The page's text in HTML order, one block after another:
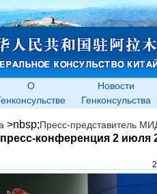
О
Новости
Генконсульства
>nbsp;Пресс-представитель
конференция 2 июля